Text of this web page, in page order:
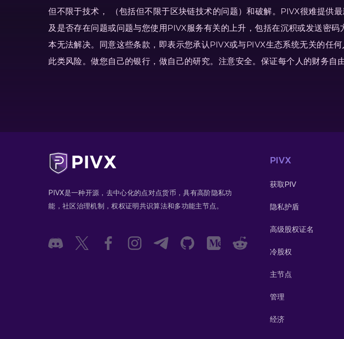
但不限于技术， （包括但不限于区块链技术的问题）和破解。PIVX很难提供
及是否存在问题或问题与您使用PIVX服务有关的上升，包括在沉积或发送密
本无法解决。同意这些条款，即表示您承认PIVX或与PIVX生态系统无关的任
此类风险。做您自己的银行，做自己的研究。注意安全。保证每个人的财务自
PIVX是一种开源，去中心化的点对点货币，具有高阶隐私功
能，社区治理机制，权权证明共识算法和多功能主节点。
PIVX
获取PIV
隐私护盾
高级股权证名
冷股权
主节点
管理
经济